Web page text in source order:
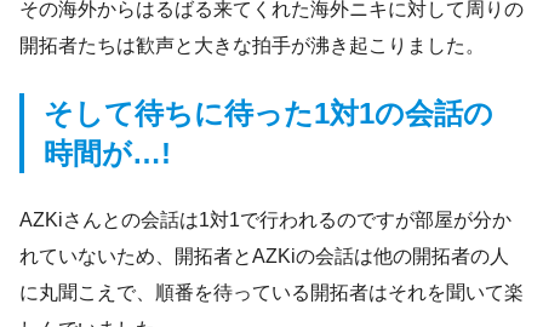
その海外からはるばる来てくれた海外ニキに対して周りの
開拓者たちは歓声と大きな拍手が沸き起こりました。
そして待ちに待った1対1の会話の
時間が…!
AZKiさんとの会話は1対1で行われるのですが部屋が分か
れていないため、開拓者とAZKiの会話は他の開拓者の人
に丸聞こえで、順番を待っている開拓者はそれを聞いて楽